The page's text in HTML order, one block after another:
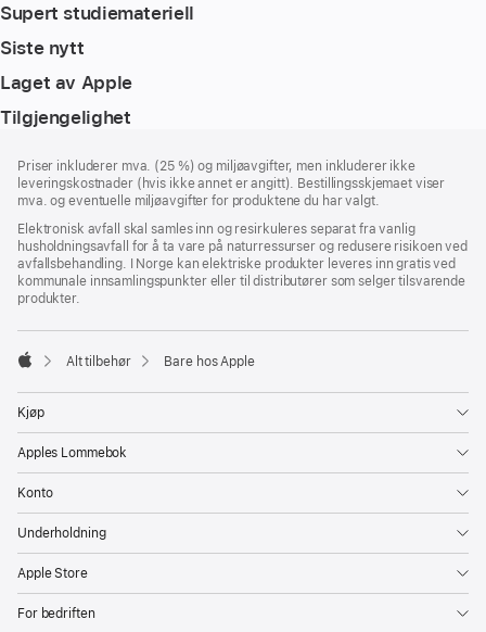
Supert studiemateriell
Siste nytt
Laget av Apple
Tilgjengelighet
Priser inkluderer mva. (25 %) og miljøavgifter, men inkluderer ikke
leveringskostnader (hvis ikke annet er angitt). Bestillingsskjemaet viser
mva. og eventuelle miljøavgifter for produktene du har valgt.
Elektronisk avfall skal samles inn og resirkuleres separat fra vanlig
husholdningsavfall for å ta vare på naturressurser og redusere risikoen ved
avfallsbehandling. I Norge kan elektriske produkter leveres inn gratis ved
kommunale innsamlingspunkter eller til distributører som selger tilsvarende
produkter.
Alt tilbehør Bare hos Apple
Kjøp
Apples Lommebok
Konto
Underholdning
Apple Store
For bedriften